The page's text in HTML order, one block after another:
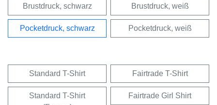
Brustdruck, schwarz Brustdruck, weiß
Pocketdruck, schwarz Pocketdruck, weiß
Standard T-Shirt Fairtrade T-Shirt
Standard T-Shirt
Fairtrade Girl Shirt